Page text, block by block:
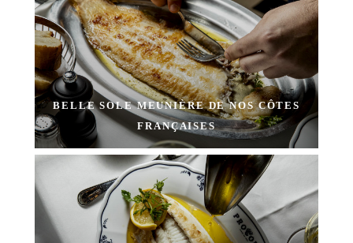
BELLE SOLE MEUNIÈRE DE NOS CÔTES
FRANÇAISES